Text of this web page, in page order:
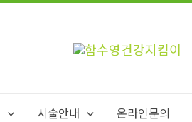
시술안내 온라인문의